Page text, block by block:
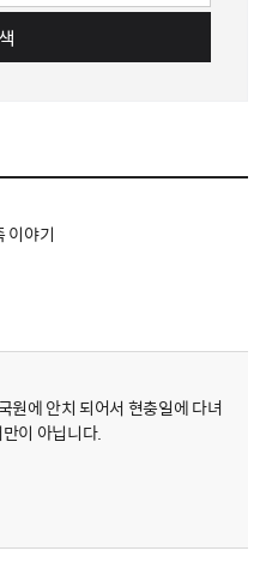
이야기
원에 안치 되어서 현충일에 다녀
이 아닙니다.